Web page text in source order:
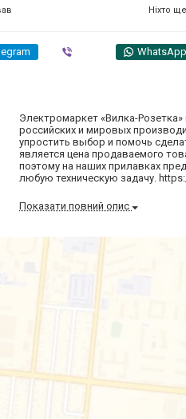
Ніхто
WhatsApp
Электромаркет «Вилка-
российских и мировых
упростить выбор и помочь
является цена продаваемого
поэтому на наших прилавках
любую техническую задачу.
Показати повний опис